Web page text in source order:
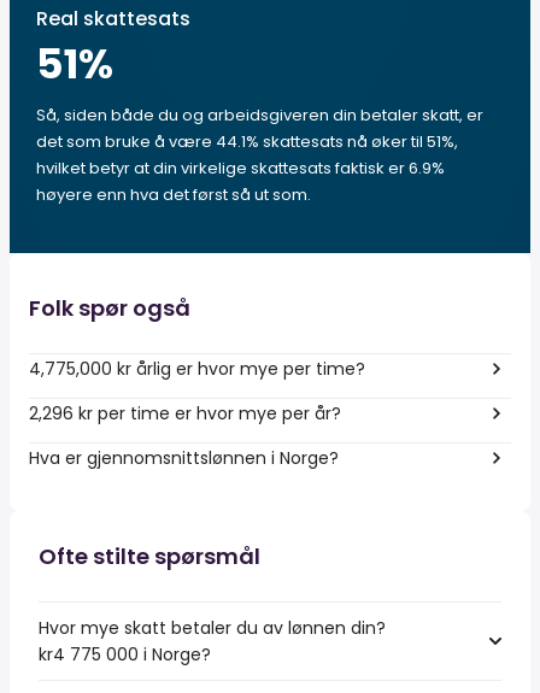
Real skattesats
51%
Så, siden både du og arbeidsgiveren din betaler skatt, er
det som bruke å være 44.1% skattesats nå øker til 51%,
hvilket betyr at din virkelige skattesats faktisk er 6.9%
høyere enn hva det først så ut som.
Folk spør også
4,775,000 kr årlig er hvor mye per time?
2,296 kr per time er hvor mye per år?
Hva er gjennomsnittslønnen i Norge?
Ofte stilte spørsmål
Hvor mye skatt betaler du av lønnen din?
kr4 775 000 i Norge?